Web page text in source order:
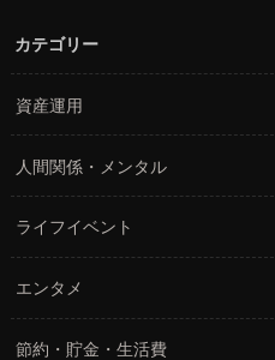
カテゴリー
資産運用
人間関係・メンタル
ライフイベント
エンタメ
節約・貯金・生活費